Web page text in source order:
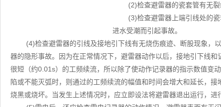
(2)检查避雷器的瓷套管有无
(3)检查避雷器上端引线处的
进水受潮而引起事故。
(4)检查避雷器的引线及接地引下线有无烧伤痕迹、断股现象，
器的隐形事故。因为在正常情况下，避雷器动作以后，接地引下线
很短（约0.01s）的工频续流，所以除了使动作记录器的指示数值变
陷或不能灭弧时，则通过的工频续流的幅值和时间会增大和延长，
烧黑或烧坏。当发生上述情况时，应立即设法将避雷器退出运行，